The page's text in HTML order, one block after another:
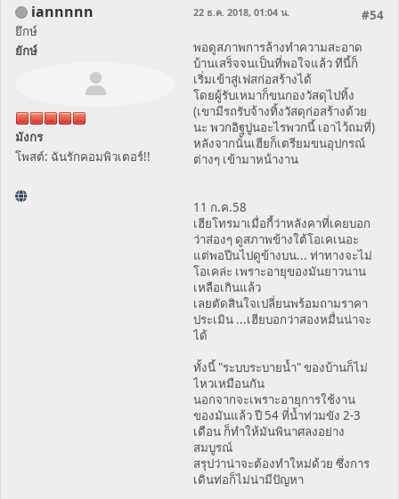
iannnnn
ยึกษ์
ยักษ์
มังกร
โพสต์: ฉันรักคอมพิวเตอร์!!
#54
22 ธ.ค. 2018, 01:04 น.
พอดูสภาพการล้างทำความสะอาด
บ้านเสร็จจนเป็นที่พอใจแล้ว ทีนี้ก็
เริ่มเข้าสู่เฟสก่อสร้างได้
โดยผู้รับเหมาก็ขนกองวัสดุไปทิ้ง
(เขามีรถรับจ้างทิ้งวัสดุก่อสร้างด้วย
นะ พวกอิฐปูนอะไรพวกนี้ เอาไว้ถมที่)
หลังจากนั้นเฮียก็เตรียมขนอุปกรณ์
ต่างๆ เข้ามาหน้างาน
11 ก.ค.58
เฮียโทรมาเมื่อกี้ว่าหลังคาที่เคยบอก
ว่าส่องๆ ดูสภาพข้างใต้โอเคเนอะ
แต่พอปีนไปดูข้างบน... ท่าทางจะไม่
โอเคล่ะ เพราะอายุของมันยาวนาน
เหลือเกินแล้ว
เลยตัดสินใจเปลี่ยนพร้อมถามราคา
ประเมิน ...เฮียบอกว่าสองหมื่นน่าจะ
ได้
ทั้งนี้ "ระบบระบายน้ำ" ของบ้านก็ไม่
ไหวเหมือนกัน
นอกจากจะเพราะอายุการใช้งาน
ของมันแล้ว ปี 54 ที่น้ำท่วมขัง 2-3
เดือน ก็ทำให้มันพินาศลงอย่าง
สมบูรณ์
สรุปว่าน่าจะต้องทำใหม่ด้วย ซึ่งการ
เดินท่อก็ไม่น่ามีปัญหา